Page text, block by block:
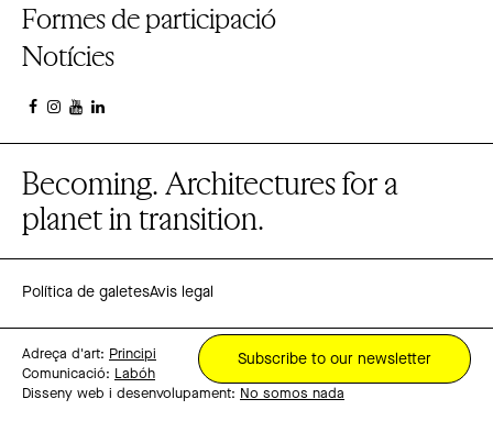
Formes de participació
Notícies
Becoming. Architectures for a
planet in transition.
Política de galetesAvis legal
Adreça d'art: Principi
Comunicació: Labóh
Disseny web i desenvolupament: No somos nada
Subscribe to our newsletter